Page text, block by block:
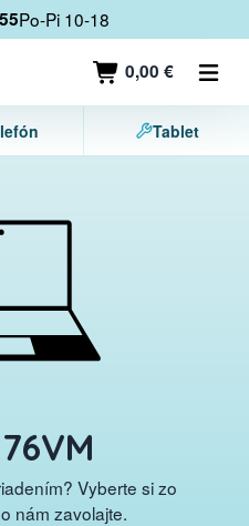
Po-Pi 10-18
0,00 €
Tablet
Vyberte si zo
nám zavolajte.